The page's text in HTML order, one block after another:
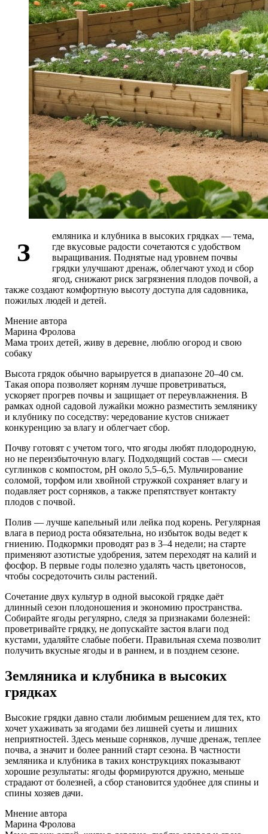
З
емляника и клубника в высоких грядках — тема,
где вкусовые радости сочетаются с удобством
выращивания. Поднятые над уровнем почвы
грядки улучшают дренаж, облегчают уход и сбор
ягод, снижают риск загрязнения плодов почвой, а
также создают комфортную высоту доступа для садовника,
пожилых людей и детей.
Мнение автора
Марина Фролова
Мама троих детей, живу в деревне, люблю огород и свою
собаку
Высота грядок обычно варьируется в диапазоне 20–40 см.
Такая опора позволяет корням лучше проветриваться,
ускоряет прогрев почвы и защищает от переувлажнения. В
рамках одной садовой лужайки можно разместить землянику
и клубнику по соседству: чередование кустов снижает
конкуренцию за влагу и облегчает сбор.
Почву готовят с учетом того, что ягоды любят плодородную,
но не переизбыточную влагу. Подходящий состав — смеси
суглинков с компостом, pH около 5,5–6,5. Мульчирование
соломой, торфом или хвойной стружкой сохраняет влагу и
подавляет рост сорняков, а также препятствует контакту
плодов с почвой.
Полив — лучше капельный или лейка под корень. Регулярная
влага в период роста обязательна, но избыток воды ведет к
гниению. Подкормки проводят раз в 3–4 недели; на старте
применяют азотистые удобрения, затем переходят на калий и
фосфор. В первые годы полезно удалять часть цветоносов,
чтобы сосредоточить силы растений.
Сочетание двух культур в одной высокой грядке даёт
длинный сезон плодоношения и экономию пространства.
Собирайте ягоды регулярно, следя за признаками болезней:
проветривайте грядку, не допускайте застоя влаги под
кустами, удаляйте слабые побеги. Правильная схема позволит
получить вкусные ягоды и в раннем, и в позднем сезоне.
Земляника и клубника в высоких
грядках
Высокие грядки давно стали любимым решением для тех, кто
хочет ухаживать за ягодами без лишней суеты и лишних
неприятностей. Здесь меньше сорняков, лучше дренаж, теплее
почва, а значит и более ранний старт сезона. В частности
земляника и клубника в таких конструкциях показывают
хорошие результаты: ягоды формируются дружно, меньше
страдают от болезней, а сбор становится удобнее для спины и
спины хозяев дачи.
Мнение автора
Марина Фролова